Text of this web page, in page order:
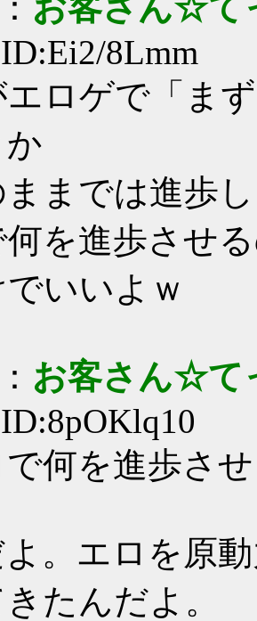
8Lmm
ロゲで「ま
か
ままでは進歩
を進歩させ
いいよｗ
お客さん☆て
で何を進歩さ
。エロを原
たんだよ。